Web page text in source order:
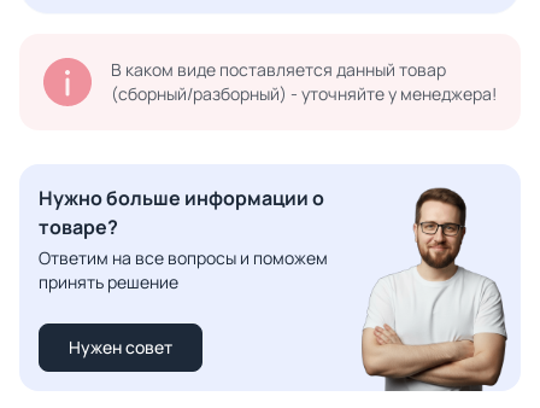
В каком виде поставляется данный товар
(сборный/разборный) - уточняйте у менеджера!
Нужно больше информации о
товаре?
Ответим на все вопросы и поможем
принять решение
Нужен совет